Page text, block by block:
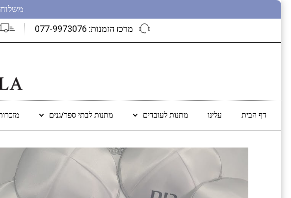
משלוח
מרכז הזמנות: 077-9973076
דף הבית עלינו מתנות לעובדים מתנות לבתי ספר/גנים